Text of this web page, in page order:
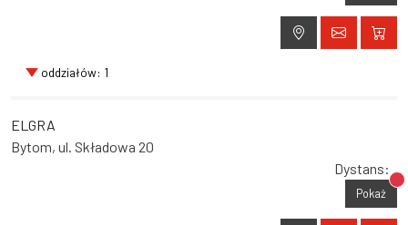
oddziałów: 1
ELGRA
Bytom, ul. Składowa 20
Dystans:
Pokaż